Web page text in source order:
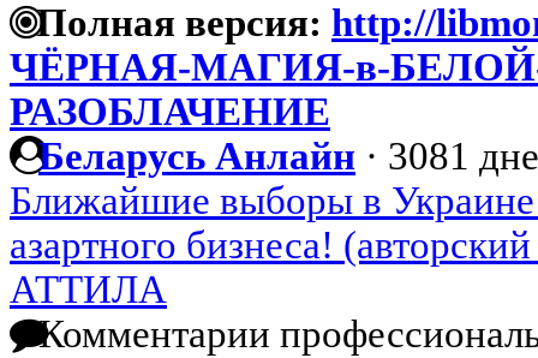
Полная версия: http://
ЧЁРНАЯ-МАГИЯ-в-
РАЗОБЛАЧЕНИЕ
Беларусь Анлайн · 3081
Ближайшие выборы в Украине
азартного бизнеса!
АТТИЛА
Комментарии